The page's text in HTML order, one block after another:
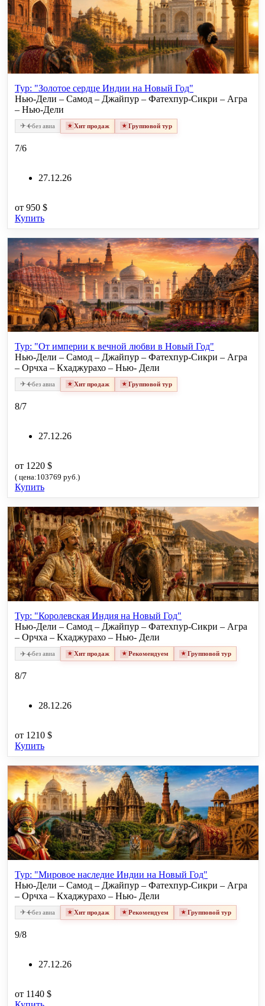
Тур: "Золотое сердце Индии на Новый Год"
Нью-Дели – Самод – Джайпур – Фатехпур-Сикри – Агра
– Нью-Дели
✈✈без авиа Хит продаж Групповой тур
7/6
27.12.26
от 950 $
Купить
Тур: "От империи к вечной любви в Новый Год"
Нью-Дели – Самод – Джайпур – Фатехпур-Сикри – Агра
– Орчха – Кхаджурахо – Нью- Дели
✈✈без авиа Хит продаж Групповой тур
8/7
27.12.26
от 1220 $
( цена:103769 руб.)
Купить
Тур: "Королевская Индия на Новый Год"
Нью-Дели – Самод – Джайпур – Фатехпур-Сикри – Агра
– Орчха – Кхаджурахо – Нью- Дели
✈✈без авиа Хит продаж Рекомендуем Групповой тур
8/7
28.12.26
от 1210 $
Купить
Тур: "Мировое наследие Индии на Новый Год"
Нью-Дели – Самод – Джайпур – Фатехпур-Сикри – Агра
– Орчха – Кхаджурахо – Нью- Дели
✈✈без авиа Хит продаж Рекомендуем Групповой тур
9/8
27.12.26
от 1140 $